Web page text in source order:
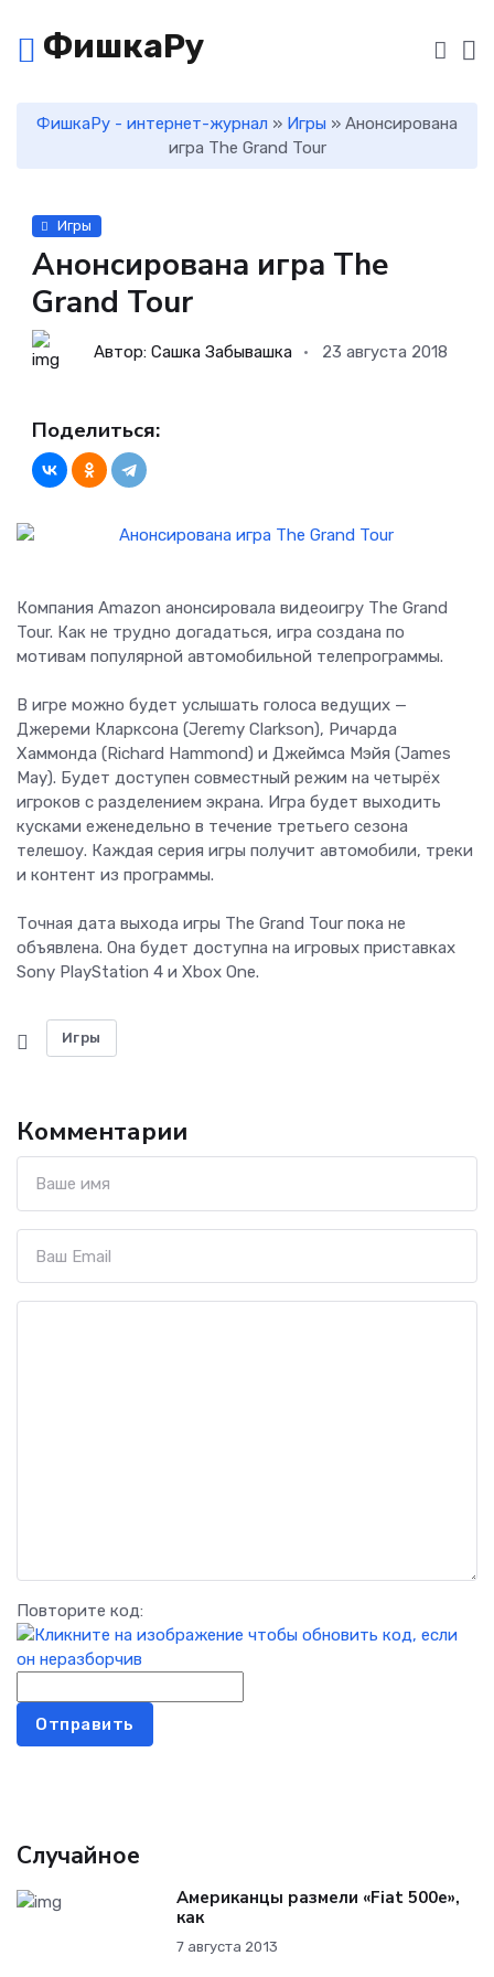
ФишкаРу
ФишкаРу - интернет-журнал » Игры » Анонсирована
игра The Grand Tour
Игры
Анонсирована игра The
Grand Tour
Автор: Сашка Забывашка 23 августа 2018
Поделиться:
Компания Amazon анонсировала видеоигру The Grand
Tour. Как не трудно догадаться, игра создана по
мотивам популярной автомобильной телепрограммы.
В игре можно будет услышать голоса ведущих —
Джереми Кларксона (Jeremy Clarkson), Ричарда
Хаммонда (Richard Hammond) и Джеймса Мэйя (James
May). Будет доступен совместный режим на четырёх
игроков с разделением экрана. Игра будет выходить
кусками еженедельно в течение третьего сезона
телешоу. Каждая серия игры получит автомобили, треки
и контент из программы.
Точная дата выхода игры The Grand Tour пока не
объявлена. Она будет доступна на игровых приставках
Sony PlayStation 4 и Xbox One.
Игры
Комментарии
Повторите код:
Отправить
Случайное
Американцы размели «Fiat 500e»,
как
7 августа 2013